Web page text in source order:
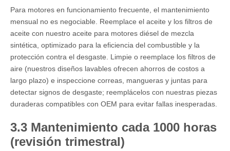
Para motores en funcionamiento frecuente, el mantenimiento
mensual no es negociable. Reemplace el aceite y los filtros de
aceite con nuestro aceite para motores diésel de mezcla
sintética, optimizado para la eficiencia del combustible y la
protección contra el desgaste. Limpie o reemplace los filtros de
aire (nuestros diseños lavables ofrecen ahorros de costos a
largo plazo) e inspeccione correas, mangueras y juntas para
detectar signos de desgaste; reemplácelos con nuestras piezas
duraderas compatibles con OEM para evitar fallas inesperadas.
3.3 Mantenimiento cada 1000 horas
(revisión trimestral)